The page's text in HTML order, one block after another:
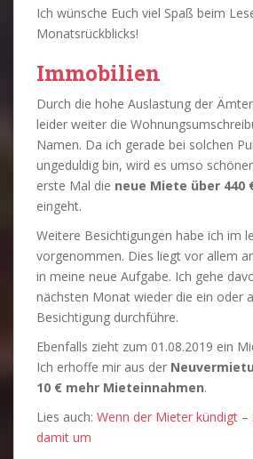
Ich wünsche Euch viel Spaß beim
Monatsrückblicks!
Immobilien
Durch die hohe Auslastung der
leider weiter die
Namen. Da ich gerade bei solchen
ungeduldig bin, wird es umso
erste Mal die neue Miete über 440
eingeht.
Weitere Besichtigungen habe ich im
vorgenommen. Dies liegt vor allem
in meine neue Aufgabe. Ich gehe
nächsten Monat wieder die ein oder
Besichtigung durchführe.
Ebenfalls zieht zum 01.08.2019 ein
Ich erhoffe mir aus der
10 € mehr Mieteinnahmen.
Lies auch: Wenn der Mieter kündigt
damit um